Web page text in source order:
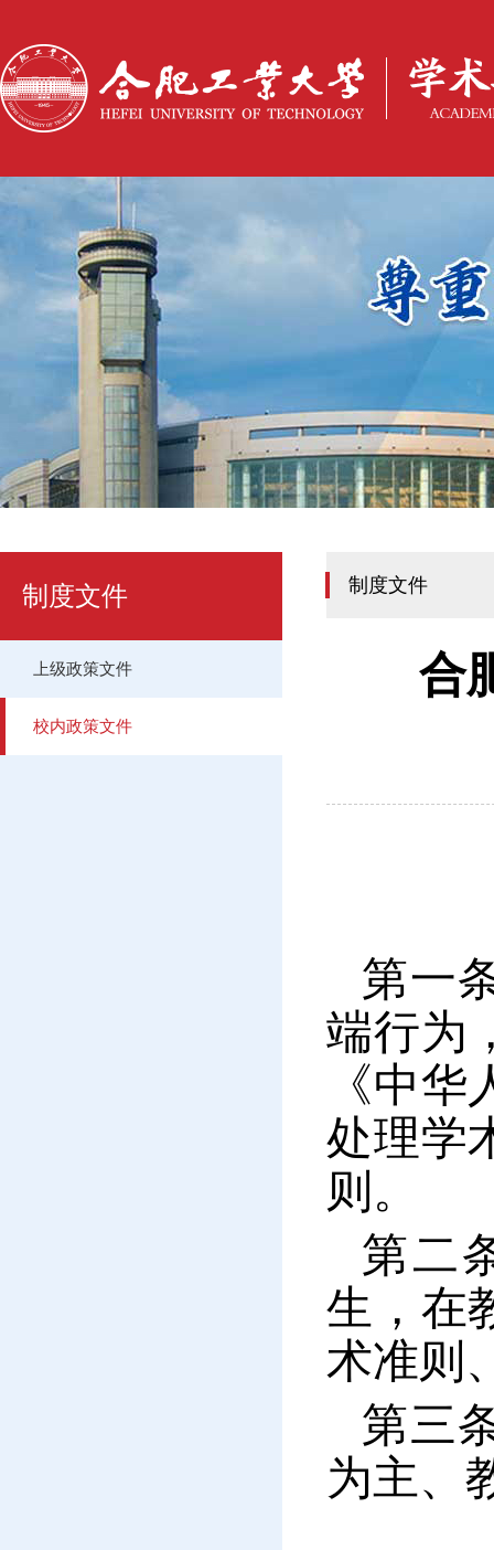
制度文件
上级政策文件
校内政策文件
制度文件
合
第一
端行为
《中
处理学
则。
第二
生，在
术准则
第三
为主、